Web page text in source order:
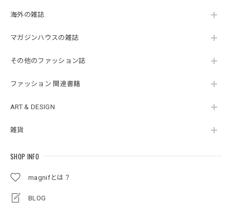
海外の雑誌
マガジンハウスの雑誌
その他のファッション誌
ファッション 関連書籍
ART & DESIGN
雑貨
SHOP INFO
magnifとは？
BLOG